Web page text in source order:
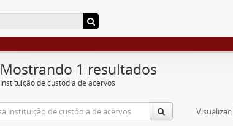
Mostrando 1 resultados
Instituição de custódia de acervos
Visualizar: